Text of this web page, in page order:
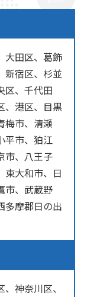
大田区、葛飾
新宿区、杉並
区、千代田
、港区、目黒
梅市、清瀬
平市、狛江
市、八王子
東大和市、日
市、武蔵野
多摩郡日の出
神奈川区、